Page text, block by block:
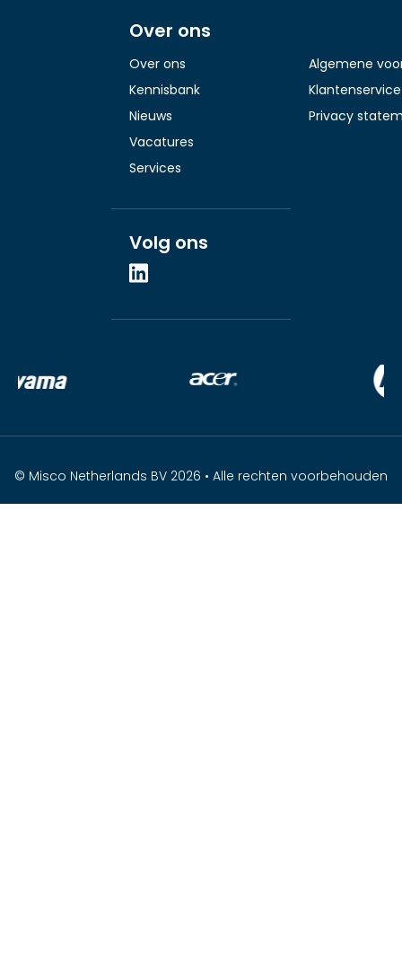
Over ons
Over ons
Kennisbank
Nieuws
Vacatures
Services
Algemene
Klantenservice
Privacy
Volg ons
© Misco Netherlands BV 2026 • Alle rechten voorbehouden